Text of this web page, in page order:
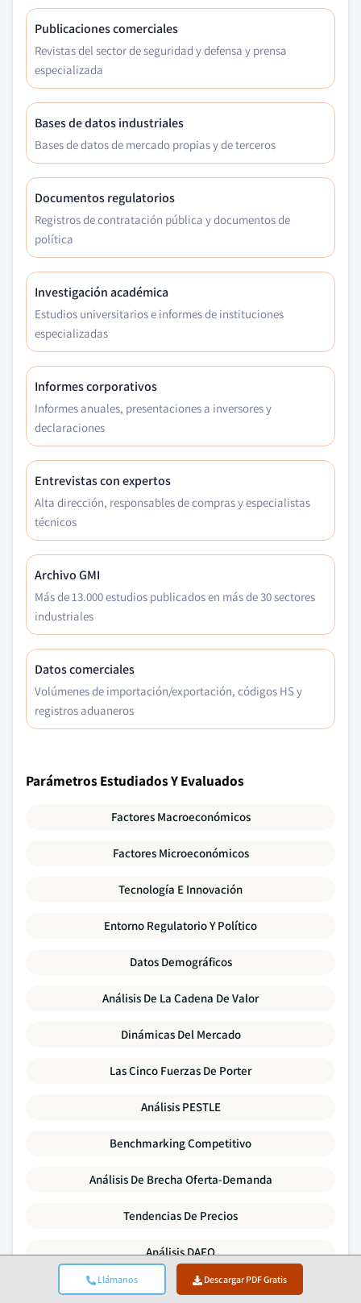
Llámanos Descargar PDF Gratis
Publicaciones comerciales
Revistas del sector de seguridad y defensa y prensa
especializada
Bases de datos industriales
Bases de datos de mercado propias y de terceros
Documentos regulatorios
Registros de contratación pública y documentos de
política
Investigación académica
Estudios universitarios e informes de instituciones
especializadas
Informes corporativos
Informes anuales, presentaciones a inversores y
declaraciones
Entrevistas con expertos
Alta dirección, responsables de compras y especialistas
técnicos
Archivo GMI
Más de 13.000 estudios publicados en más de 30 sectores
industriales
Datos comerciales
Volúmenes de importación/exportación, códigos HS y
registros aduaneros
Parámetros Estudiados Y Evaluados
Factores Macroeconómicos
Factores Microeconómicos
Tecnología E Innovación
Entorno Regulatorio Y Político
Datos Demográficos
Análisis De La Cadena De Valor
Dinámicas Del Mercado
Las Cinco Fuerzas De Porter
Análisis PESTLE
Benchmarking Competitivo
Análisis De Brecha Oferta-Demanda
Tendencias De Precios
Análisis DAFO
Actividad De Fusiones Y Adquisiciones